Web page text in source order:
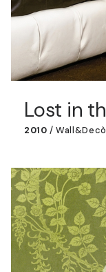
Lost in
2010 /